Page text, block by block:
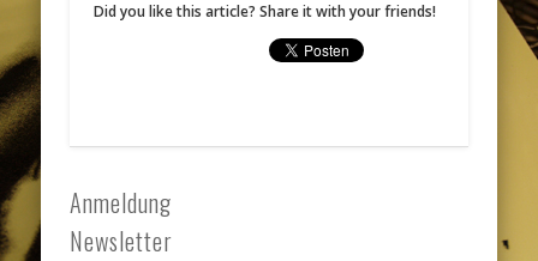
Did you like this article? Share it with your friends!
Anmeldung
Newsletter